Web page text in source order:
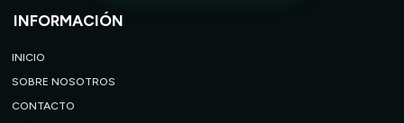
INFORMACIÓN
INICIO
SOBRE NOSOTROS
CONTACTO